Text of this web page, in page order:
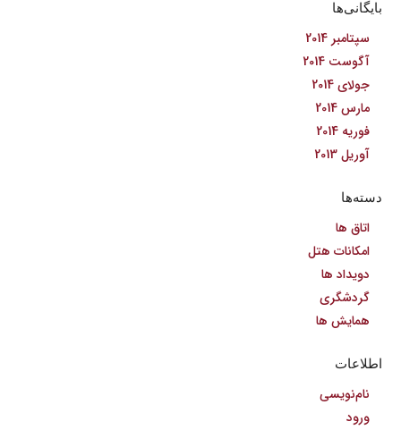
بایگانی‌ها
سپتامبر 2014
آگوست 2014
جولای 2014
مارس 2014
فوریه 2014
آوریل 2013
دسته‌ها
اتاق ها
امکانات هتل
دویداد ها
گردشگری
همایش ها
اطلاعات
نام‌نویسی
ورود